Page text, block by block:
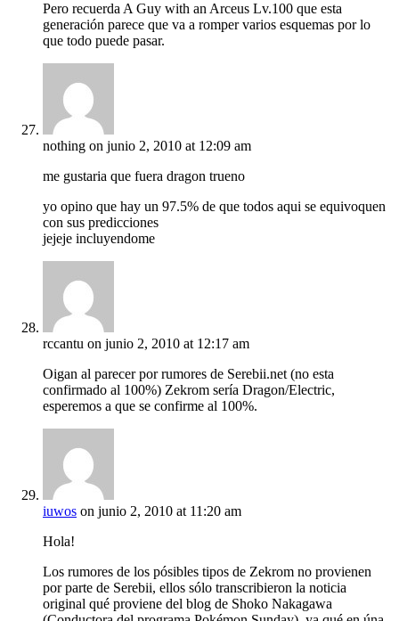
Pero recuerda A Guy with an Arceus Lv.100 que esta
generación parece que va a romper varios esquemas por lo
que todo puede pasar.
nothing on junio 2, 2010 at 12:09 am
me gustaria que fuera dragon trueno
yo opino que hay un 97.5% de que todos aqui se equivoquen
con sus predicciones
jejeje incluyendome
rccantu on junio 2, 2010 at 12:17 am
Oigan al parecer por rumores de Serebii.net (no esta
confirmado al 100%) Zekrom sería Dragon/Electric,
esperemos a que se confirme al 100%.
iuwos on junio 2, 2010 at 11:20 am
Hola!
Los rumores de los pósibles tipos de Zekrom no provienen
por parte de Serebii, ellos sólo transcribieron la noticia
original qué proviene del blog de Shoko Nakagawa